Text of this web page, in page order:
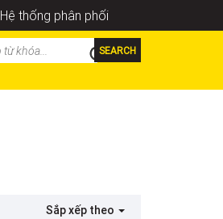
Hệ thống phân phối
SEARCH
Sắp xếp theo